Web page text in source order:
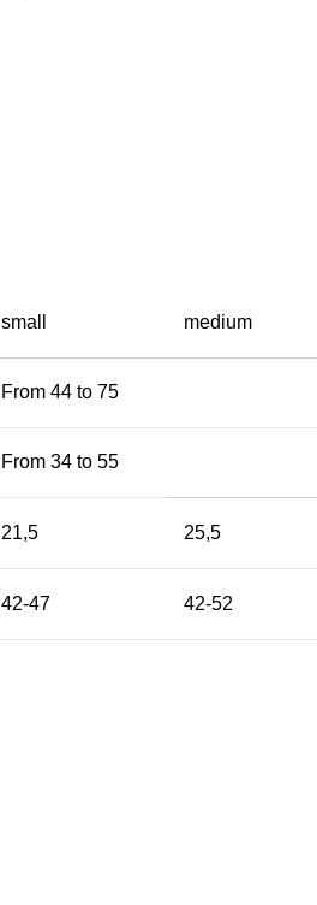
small medium
From 44 to 75
From 34 to 55
21,5 25,5
42-47 42-52